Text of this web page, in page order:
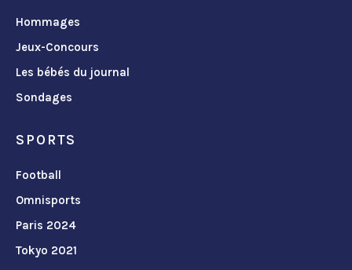
Hommages
Jeux-Concours
Les bébés du journal
Sondages
SPORTS
Football
Omnisports
Paris 2024
Tokyo 2021